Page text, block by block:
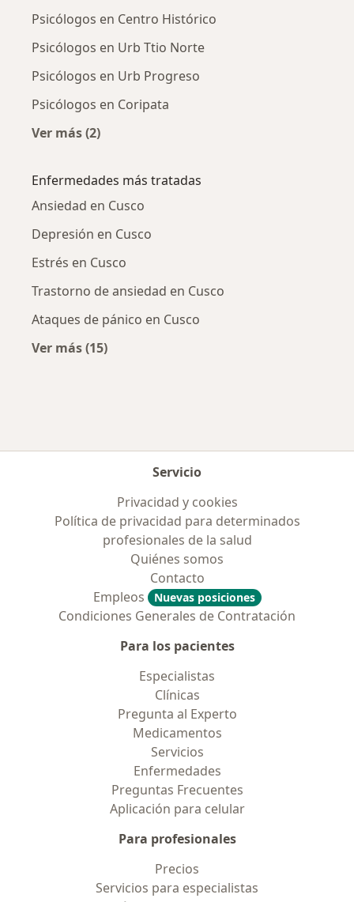
Psicólogos en Centro Histórico
Psicólogos en Urb Ttio Norte
Psicólogos en Urb Progreso
Psicólogos en Coripata
Ver más (2)
Enfermedades más tratadas
Ansiedad en Cusco
Depresión en Cusco
Estrés en Cusco
Trastorno de ansiedad en Cusco
Ataques de pánico en Cusco
Ver más (15)
Servicio
Privacidad y cookies
Política de privacidad para determinados
profesionales de la salud
Quiénes somos
Contacto
Empleos
Nuevas posiciones
Condiciones Generales de Contratación
Para los pacientes
Especialistas
Clínicas
Pregunta al Experto
Medicamentos
Servicios
Enfermedades
Preguntas Frecuentes
Aplicación para celular
Para profesionales
Precios
Servicios para especialistas